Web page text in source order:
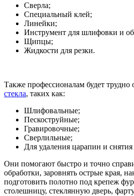
Сверла;
Специальный клей;
Линейки;
Инструмент для шлифовки и
Щипцы;
Жидкости для резки.
Также профессионалам будет трудно
стекла, таких как:
Шлифовальные;
Пескоструйные;
Гравировочные;
Сверлильные;
Для удаления царапин и снятия
Они помогают быстро и точно
обработки, заровнять острые края,
подготовить полотно под крепеж
столешницу, стеклянную дверь,